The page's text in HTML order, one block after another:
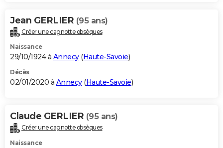
Jean GERLIER (95 ans)
Créer une cagnotte obsèques
Naissance
29/10/1924 à Annecy(Haute-Savoie)
Décès
02/01/2020 à Annecy(Haute-Savoie)
Claude GERLIER (95 ans)
Créer une cagnotte obsèques
Naissance